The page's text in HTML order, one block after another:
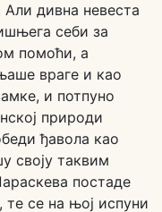
Али дивна невеста
себи за
помоћи, а
враге и као
и потпуно
природи
ђавола као
своју таквим
постаде
се на њој испуни